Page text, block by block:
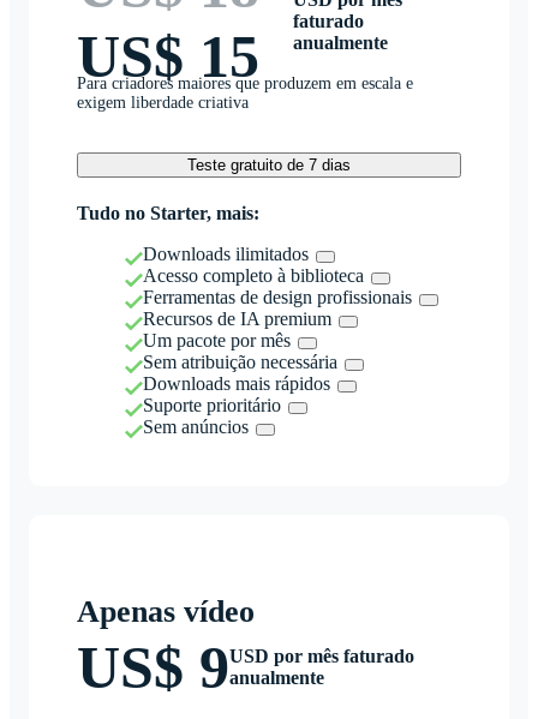
US$ 15
faturado
anualmente
Para criadores maiores que produzem em escala e
exigem liberdade criativa
Teste gratuito de 7 dias
Tudo no Starter, mais:
Downloads ilimitados
Acesso completo à biblioteca
Ferramentas de design profissionais
Recursos de IA premium
Um pacote por mês
Sem atribuição necessária
Downloads mais rápidos
Suporte prioritário
Sem anúncios
Apenas vídeo
US$ 9USD por mês faturado
anualmente